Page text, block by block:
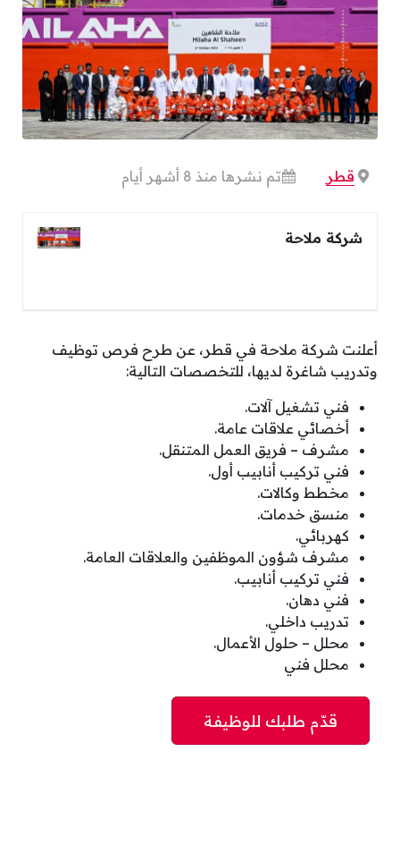
قطر تم نشرها منذ 8 أشهر أيام
شركة ملاحة
أعلنت شركة ملاحة في قطر، عن طرح فرص توظيف
وتدريب شاغرة لديها، للتخصصات التالية:
فني تشغيل آلات.
أخصائي علاقات عامة.
مشرف – فريق العمل المتنقل.
فني تركيب أنابيب أول.
مخطط وكالات.
منسق خدمات.
كهربائي.
مشرف شؤون الموظفين والعلاقات العامة.
فني تركيب أنابيب.
فني دهان.
تدريب داخلي.
محلل – حلول الأعمال.
محلل فني